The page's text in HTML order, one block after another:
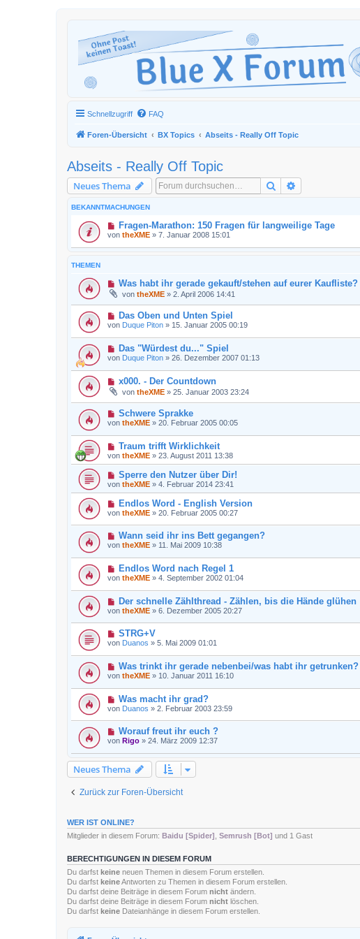
Schnellzugriff FAQ
Foren-Übersicht BX Topics Abseits - Really Off Topic
Abseits - Really Off Topic
Neues Thema Suche
BEKANNTMACHUNGEN
Fragen-Marathon: 150 Fragen für langweilige Tage
von theXME » 7. Januar 2008 15:01
THEMEN
Was habt ihr gerade gekauft/stehen auf eurer Kaufliste?
von theXME » 2. April 2006 14:41
Das Oben und Unten Spiel
von Duque Piton » 15. Januar 2005 00:19
Das "Würdest du..." Spiel
von Duque Piton » 26. Dezember 2007 01:13
x000. - Der Countdown
von theXME » 25. Januar 2003 23:24
Schwere Sprakke
von theXME » 20. Februar 2005 00:05
Traum trifft Wirklichkeit
von theXME » 23. August 2011 13:38
Sperre den Nutzer über Dir!
von theXME » 4. Februar 2014 23:41
Endlos Word - English Version
von theXME » 20. Februar 2005 00:27
Wann seid ihr ins Bett gegangen?
von theXME » 11. Mai 2009 10:38
Endlos Word nach Regel 1
von theXME » 4. September 2002 01:04
Der schnelle Zählthread - Zählen, bis die Hände glühen
von theXME » 6. Dezember 2005 20:27
STRG+V
von Duanos » 5. Mai 2009 01:01
Was trinkt ihr gerade nebenbei/was habt ihr getrunken?
von theXME » 10. Januar 2011 16:10
Was macht ihr grad?
von Duanos » 2. Februar 2003 23:59
Worauf freut ihr euch ?
von Rigo » 24. März 2009 12:37
Neues Thema
Zurück zur Foren-Übersicht
WER IST ONLINE?
Mitglieder in diesem Forum: Baidu [Spider] Semrush [Bot] und 1 Gast
BERECHTIGUNGEN IN DIESEM FORUM
Du darfst keine neuen Themen in diesem Forum erstellen.
Du darfst keineAntworten zu Themen in diesem Forum erstellen.
Du darfst deine Beiträge in diesem Forum nicht ändern.
Du darfst deine Beiträge in diesem Forum nicht löschen.
Du darfst keine Dateianhänge in diesem Forum erstellen.